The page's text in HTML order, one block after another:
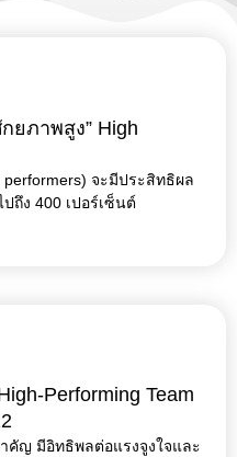
ยภาพสูง” High
จะมีประสิทธิผล
ถึง 400 เปอร์เซ็นต์
Performing Team
คัญ มีอิทธิพลต่อแรงจูงใจและ